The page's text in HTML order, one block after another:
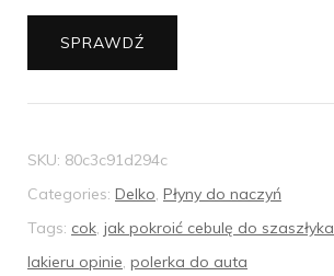
SPRAWDŹ
SKU: 80c3c91d294c
Categories: Delko, Płyny do naczyń
Tags: cok, jak pokroić cebulę do szaszłyka
lakieru opinie, polerka do auta